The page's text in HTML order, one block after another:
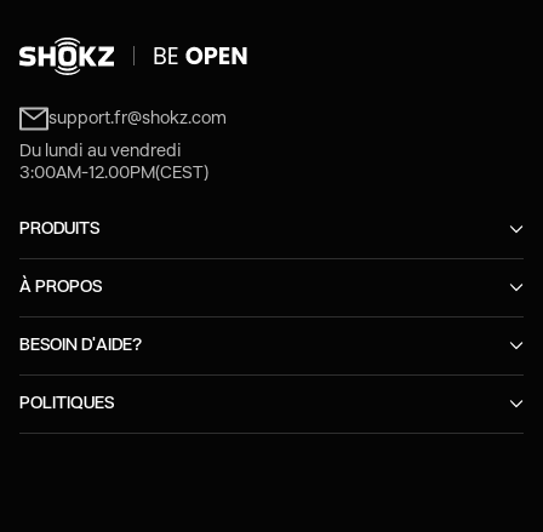
support.fr@shokz.com
Du lundi au vendredi
3:00AM-12.00PM(CEST)
PRODUITS
À PROPOS
BESOIN D'AIDE?
POLITIQUES